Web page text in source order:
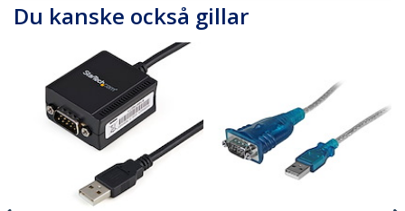
Du kanske också gillar